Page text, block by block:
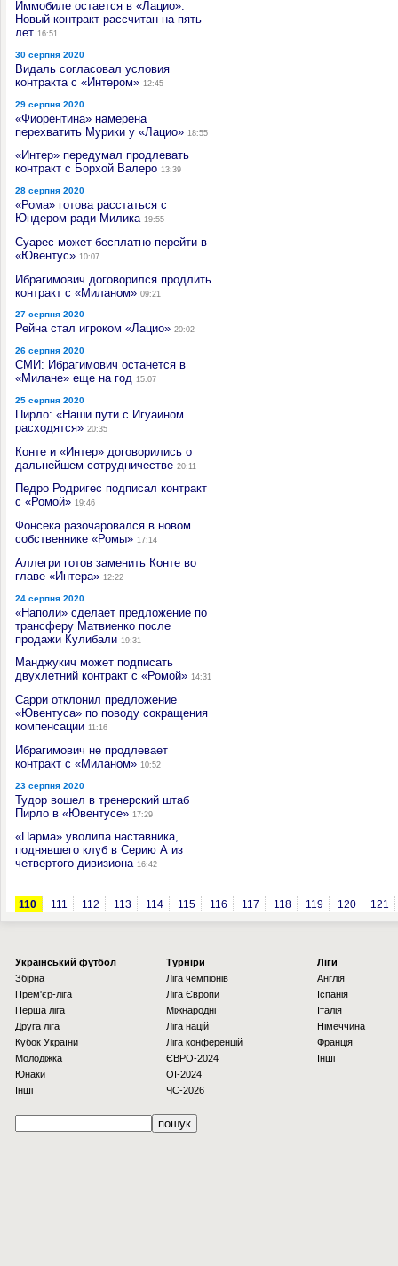
Иммобиле остается в «Лацио».
Новый контракт рассчитан на пять
лет 16:51
30 серпня 2020
Видаль согласовал условия
контракта с «Интером» 12:45
29 серпня 2020
«Фиорентина» намерена
перехватить Мурики у «Лацио» 18:55
«Интер» передумал продлевать
контракт с Борхой Валеро 13:39
28 серпня 2020
«Рома» готова расстаться с
Юндером ради Милика 19:55
Суарес может бесплатно перейти в
«Ювентус» 10:07
Ибрагимович договорился продлить
контракт с «Миланом» 09:21
27 серпня 2020
Рейна стал игроком «Лацио» 20:02
26 серпня 2020
СМИ: Ибрагимович останется в
«Милане» еще на год 15:07
25 серпня 2020
Пирло: «Наши пути с Игуаином
расходятся» 20:35
Конте и «Интер» договорились о
дальнейшем сотрудничестве 20:11
Педро Родригес подписал контракт
с «Ромой» 19:46
Фонсека разочаровался в новом
собственнике «Ромы» 17:14
Аллегри готов заменить Конте во
главе «Интера» 12:22
24 серпня 2020
«Наполи» сделает предложение по
трансферу Матвиенко после
продажи Кулибали 19:31
Манджукич может подписать
двухлетний контракт с «Ромой» 14:31
Сарри отклонил предложение
«Ювентуса» по поводу сокращения
компенсации 11:16
Ибрагимович не продлевает
контракт с «Миланом» 10:52
23 серпня 2020
Тудор вошел в тренерский штаб
Пирло в «Ювентусе» 17:29
«Парма» уволила наставника,
поднявшего клуб в Серию А из
четвертого дивизиона 16:42
110 111 112 113 114 115 116 117 118 119 120 121
Українcький футбол
Збірна
Прем'єр-ліга
Перша ліга
Друга ліга
Кубок України
Молодіжка
Юнаки
Інші
Турніри
Ліга чемпіонів
Ліга Європи
Міжнародні
Ліга націй
Ліга конференцій
ЄВРО-2024
OI-2024
ЧС-2026
Ліги
Англія
Іспанія
Італія
Німеччина
Франція
Інші